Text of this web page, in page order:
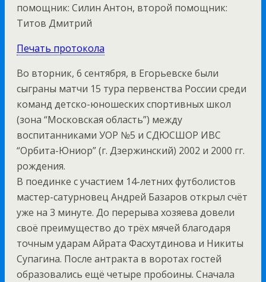
помощник: Силин Антон, второй помощник:
Титов Дмитрий
Печать протокола
Во вторник, 6 сентября, в Егорьевске были
сыграны матчи 15 тура первенства России среди
команд детско-юношеских спортивных школ
(зона “Московская область”) между
воспитанниками УОР №5 и СДЮСШОР ИВС
“Орбита-Юниор” (г. Дзержинский) 2002 и 2000 гг.
рождения.
В поединке с участием 14-летних футболистов
мастер-сатурновец Андрей Базаров открыл счёт
уже на 3 минуте. До перерыва хозяева довели
своё преимущество до трёх мячей благодаря
точным ударам Айрата Фасхутдинова и Никиты
Супагина. После антракта в воротах гостей
образовались ещё четыре пробоины. Сначала